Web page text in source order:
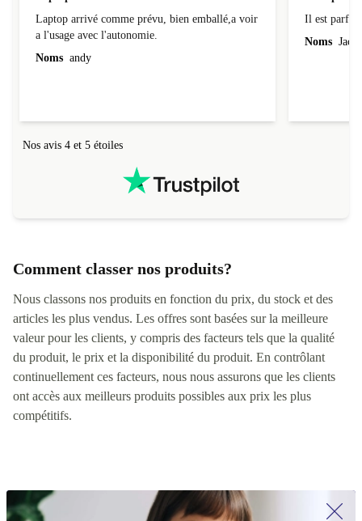
Laptop
Laptop arrivé comme prévu, bien emballé,a voir
a l'usage avec l'autonomie.
Il est
Il est parfait
Comment classer nos produits?
Nous classons nos produits en fonction du prix, du stock et des
articles les plus vendus. Les offres sont basées sur la meilleure
valeur pour les clients, y compris des facteurs tels que la qualité
du produit, le prix et la disponibilité du produit. En contrôlant
continuellement ces facteurs, nous nous assurons que les clients
ont accès aux meilleurs produits possibles aux prix les plus